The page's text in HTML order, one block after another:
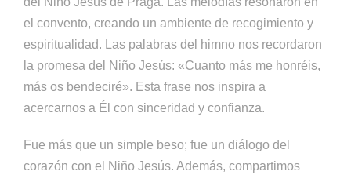
el convento, creando un ambiente de recogimiento y
espiritualidad. Las palabras del himno nos recordaron
la promesa del Niño Jesús: «Cuanto más me honréis,
más os bendeciré». Esta frase nos inspira a
acercarnos a Él con sinceridad y confianza.
Fue más que un simple beso; fue un diálogo del
corazón con el Niño Jesús. Además, compartimos